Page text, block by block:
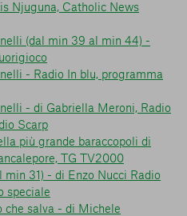
Njuguna, Catholic News
(dal min 39 al min 44) -
- Radio In blu, programma
- di Gabriella Meroni, Radio
Scarp
più grande baraccopoli di
TG TV2000
31) - di Enzo Nucci Radio
speciale
che salva - di Michele